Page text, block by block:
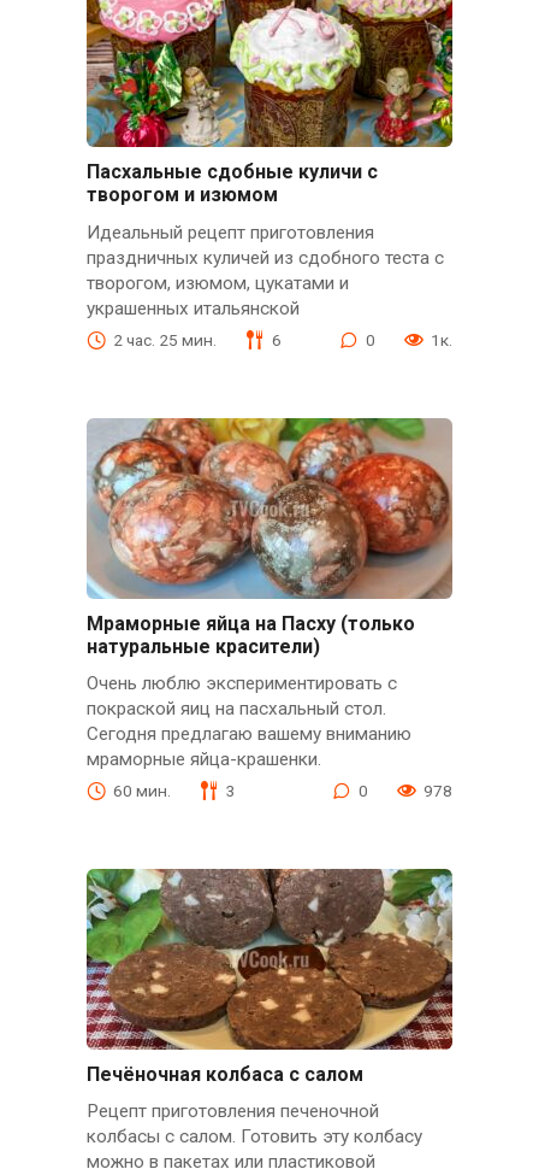
Пасхальные сдобные куличи с
творогом и изюмом
Идеальный рецепт приготовления
праздничных куличей из сдобного теста с
творогом, изюмом, цукатами и
украшенных итальянской
2 час. 25 мин. 6 0 1к.
Мраморные яйца на Пасху (только
натуральные красители)
Очень люблю экспериментировать с
покраской яиц на пасхальный стол.
Сегодня предлагаю вашему вниманию
мраморные яйца-крашенки.
60 мин. 3 0 978
Печёночная колбаса с салом
Рецепт приготовления печеночной
колбасы с салом. Готовить эту колбасу
можно в пакетах или пластиковой